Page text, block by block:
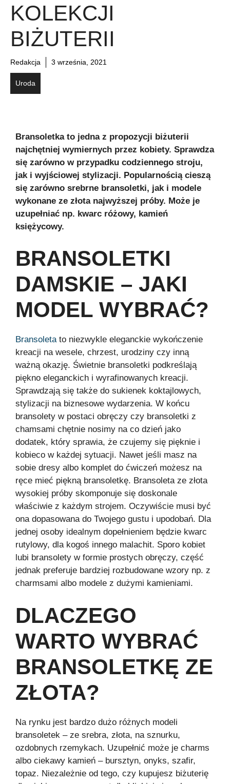
KOLEKCJI
BIŻUTERII
Redakcja 3 września, 2021
Uroda
Bransoletka to jedna z propozycji biżuterii
najchętniej wymiernych przez kobiety. Sprawdza
się zarówno w przypadku codziennego stroju,
jak i wyjściowej stylizacji. Popularnością cieszą
się zarówno srebrne bransoletki, jak i modele
wykonane ze złota najwyższej próby. Może je
uzupełniać np. kwarc różowy, kamień
księżycowy.
BRANSOLETKI
DAMSKIE – JAKI
MODEL WYBRAĆ?
Bransoletato niezwykle eleganckie wykończenie
kreacji na wesele, chrzest, urodziny czy inną
ważną okazję. Świetnie bransoletki podkreślają
piękno eleganckich i wyrafinowanych kreacji.
Sprawdzają się także do sukienek koktajlowych,
stylizacji na biznesowe wydarzenia. W końcu
bransolety w postaci obręczy czy bransoletki z
chamsami chętnie nosimy na co dzień jako
dodatek, który sprawia, że czujemy się pięknie i
kobieco w każdej sytuacji. Nawet jeśli masz na
sobie dresy albo komplet do ćwiczeń możesz na
ręce mieć piękną bransoletkę. Bransoleta ze złota
wysokiej próby skomponuje się doskonale
właściwie z każdym strojem. Oczywiście musi być
ona dopasowana do Twojego gustu i upodobań. Dla
jednej osoby idealnym dopełnieniem będzie kwarc
rutylowy, dla kogoś innego malachit. Sporo kobiet
lubi bransolety w formie prostych obręczy, część
jednak preferuje bardziej rozbudowane wzory np. z
charmsami albo modele z dużymi kamieniami.
DLACZEGO
WARTO WYBRAĆ
BRANSOLETKĘ ZE
ZŁOTA?
Na rynku jest bardzo dużo różnych modeli
bransoletek – ze srebra, złota, na sznurku,
ozdobnych rzemykach. Uzupełnić może je charms
albo ciekawy kamień – bursztyn, onyks, szafir,
topaz. Niezależnie od tego, czy kupujesz biżuterię